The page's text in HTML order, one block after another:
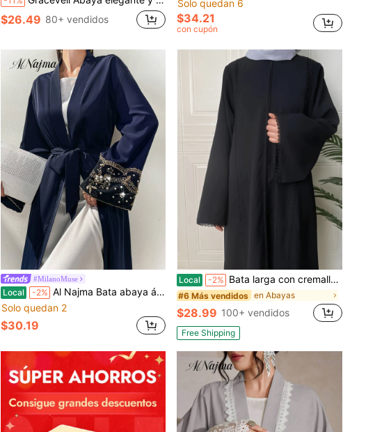
$26.49 80+ vendidos
Solo quedan 6
$34.21
con cupón
#MilanoMuse
Local -2% Al Najma Bata abaya árabe elegante y modesta para mujer, de manga larga, con bordado floral y decoración de perlas sintéticas
Solo quedan 2
$30.19
Local -2% Bata larga con cremallera y encaje de estilo turco elegante de unicolor, estilo árabe y de Oriente Medio para mujeres
#6 Más vendidos en Abayas
$28.99 100+ vendidos
Free Shipping